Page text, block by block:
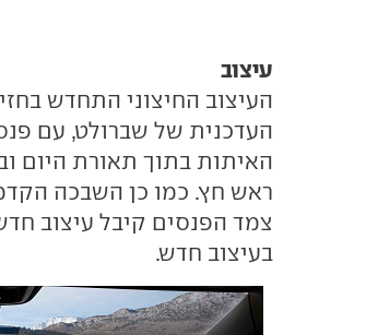
עיצוב
העיצוב החיצוני התחדש
העדכנית של שברולט, עם
האיתות בתוך תאורת היום
ראש חץ. כמו כן השבכה
צמד הפנסים קיבל עיצוב
בעיצוב חדש.